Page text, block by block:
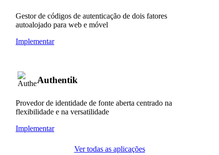
Gestor de códigos de autenticação de dois fatores
autoalojado para web e móvel
Implementar
Authentik
Provedor de identidade de fonte aberta centrado na
flexibilidade e na versatilidade
Implementar
Ver todas as aplicações